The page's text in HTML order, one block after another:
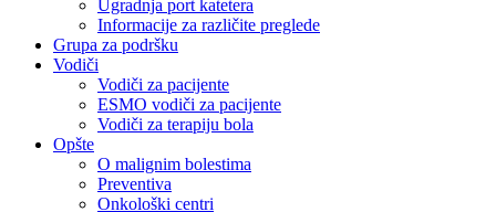
Ugradnja port katetera
Informacije za različite preglede
Grupa za podršku
Vodiči
Vodiči za pacijente
ESMO vodiči za pacijente
Vodiči za terapiju bola
Opšte
O malignim bolestima
Preventiva
Onkološki centri